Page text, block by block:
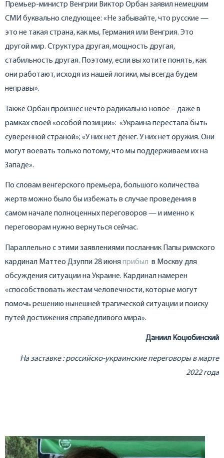
Премьер-министр Венгрии Виктор Орбан заявил немецким
СМИ буквально следующее: «Не забывайте, что русские —
это не такая страна, как мы, Германия или Венгрия. Это
другой мир. Структура другая, мощность другая,
стабильность другая. Поэтому, если вы хотите понять, как
они работают, исходя из нашей логики, мы всегда будем
неправы».
Также Орбан произнёс нечто радикально новое – даже в
рамках своей «особой позиции»: «Украина перестала быть
суверенной страной»; «У них нет денег. У них нет оружия. Они
могут воевать только потому, что мы поддерживаем их на
Западе».
По словам венгерского премьера, большого количества
жертв можно было бы избежать в случае проведения в
самом начале полноценных переговоров — и именно к
переговорам нужно вернуться сейчас.
Параллельно с этими заявлениями посланник Папы римского
кардинал Маттео Дзуппи 28 июняприбыл в Москву для
обсуждения ситуации на Украине. Кардинал намерен
«способствовать жестам человечности, которые могут
помочь решению нынешней трагической ситуации и поиску
путей достижения справедливого мира».
Даниил Коцюбинский
На заставке : российско-украинские переговоры в марте
2022 года